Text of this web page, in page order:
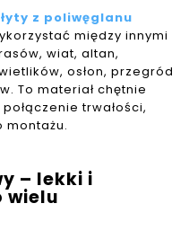
z poliwęglanu
między innymi
wiat, altan,
osłon, przegród
To materiał chętnie
trwałości,
montażu.
– lekki i
wielu